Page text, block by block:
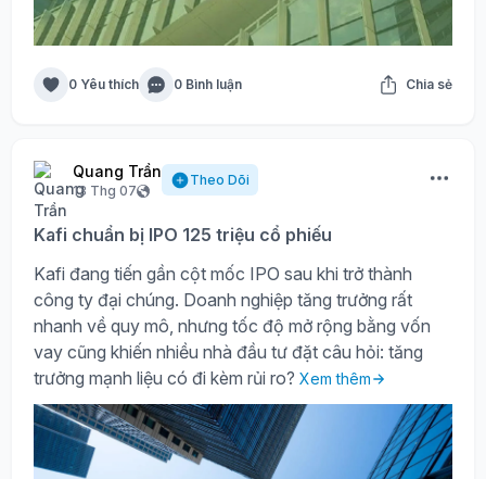
0 Yêu thích 0 Bình luận Chia sẻ
Quang Trần
13 Thg 07
Theo Dõi
Kafi chuẩn bị IPO 125 triệu cổ phiếu
Kafi đang tiến gần cột mốc IPO sau khi trở thành
công ty đại chúng. Doanh nghiệp tăng trưởng rất
nhanh về quy mô, nhưng tốc độ mở rộng bằng vốn
vay cũng khiến nhiều nhà đầu tư đặt câu hỏi: tăng
trưởng mạnh liệu có đi kèm rủi ro? Xem thêm